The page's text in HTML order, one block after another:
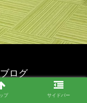
ログ
ブログ.
プ サイドバー